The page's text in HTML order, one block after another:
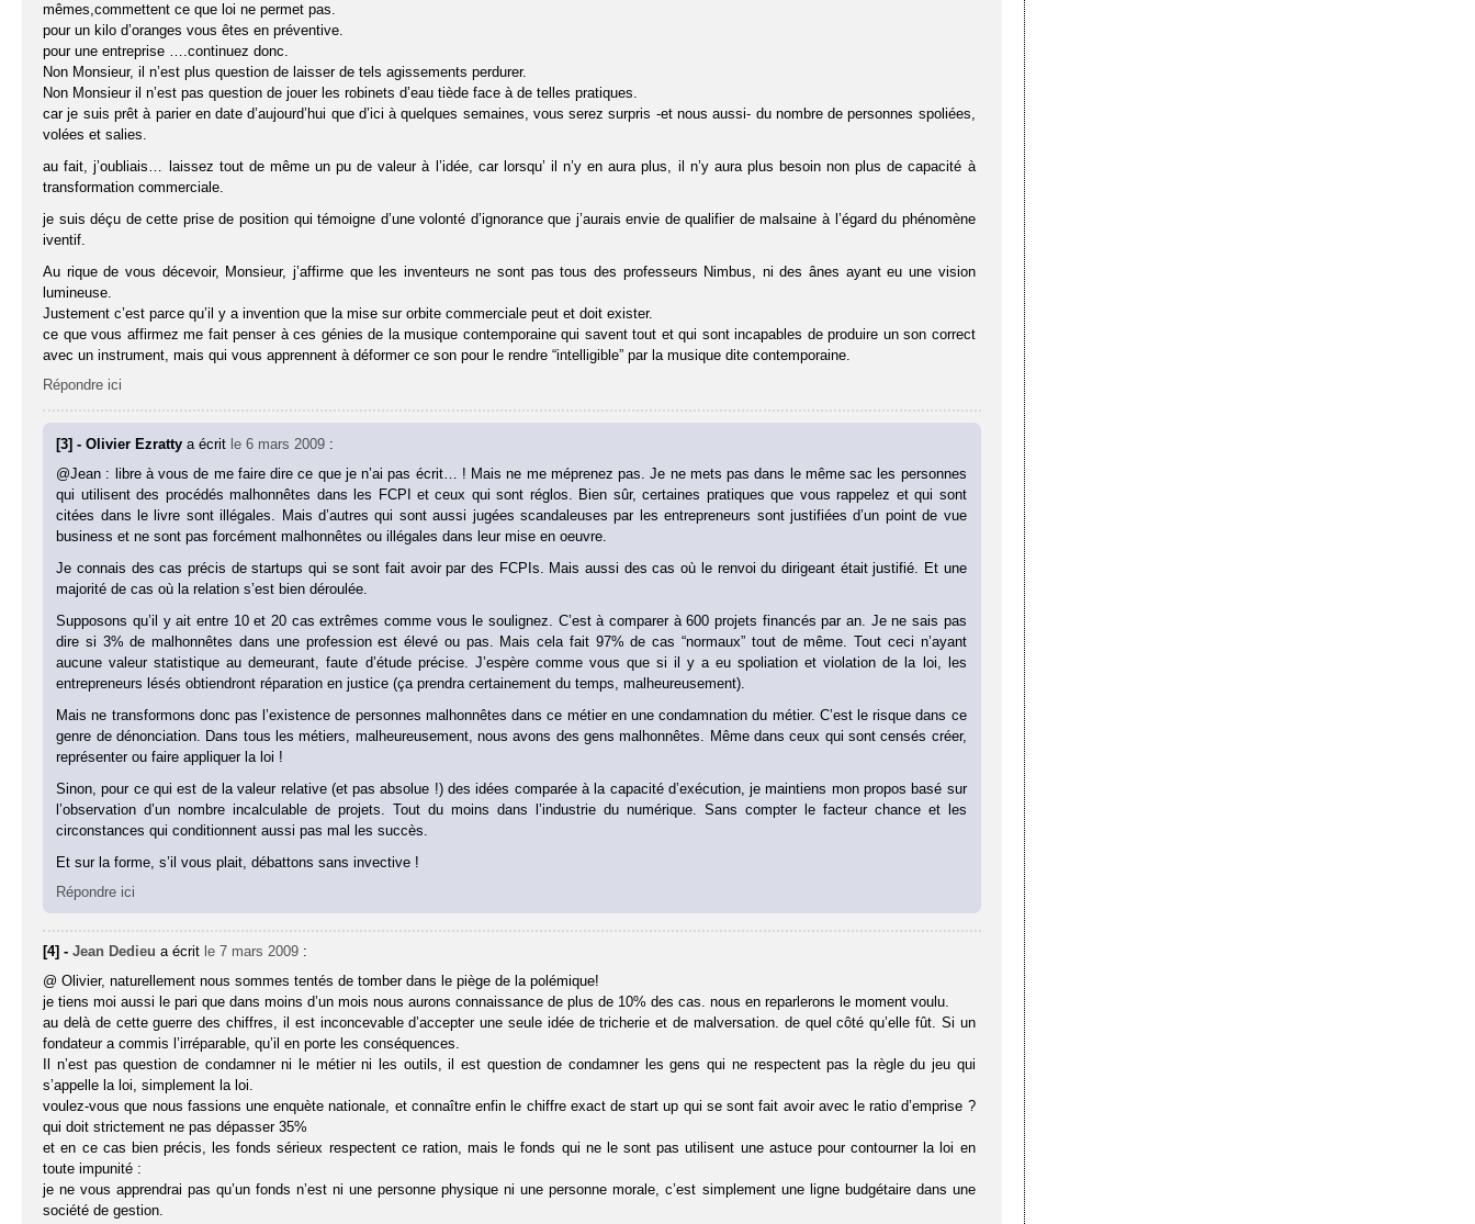
mêmes,commettent ce que loi ne permet pas.
pour un kilo d’oranges vous êtes en préventive.
pour une entreprise ….continuez donc.
Non Monsieur, il n’est plus question de laisser de tels agissements perdurer.
Non Monsieur il n’est pas question de jouer les robinets d’eau tiède face à de telles pratiques.
car je suis prêt à parier en date d’aujourd’hui que d’ici à quelques semaines, vous serez surpris -et nous aussi- du nombre de personnes spoliées,
volées et salies.
au fait, j’oubliais… laissez tout de même un pu de valeur à l’idée, car lorsqu’ il n’y en aura plus, il n’y aura plus besoin non plus de capacité à
transformation commerciale.
je suis déçu de cette prise de position qui témoigne d’une volonté d’ignorance que j’aurais envie de qualifier de malsaine à l’égard du phénomène
iventif.
Au rique de vous décevoir, Monsieur, j’affirme que les inventeurs ne sont pas tous des professeurs Nimbus, ni des ânes ayant eu une vision
lumineuse.
Justement c’est parce qu’il y a invention que la mise sur orbite commerciale peut et doit exister.
ce que vous affirmez me fait penser à ces génies de la musique contemporaine qui savent tout et qui sont incapables de produire un son correct
avec un instrument, mais qui vous apprennent à déformer ce son pour le rendre “intelligible” par la musique dite contemporaine.
Répondre ici
[3] - Olivier Ezrattya écrit le 6 mars 2009 :
@Jean : libre à vous de me faire dire ce que je n’ai pas écrit… ! Mais ne me méprenez pas. Je ne mets pas dans le même sac les personnes
qui utilisent des procédés malhonnêtes dans les FCPI et ceux qui sont réglos. Bien sûr, certaines pratiques que vous rappelez et qui sont
citées dans le livre sont illégales. Mais d’autres qui sont aussi jugées scandaleuses par les entrepreneurs sont justifiées d’un point de vue
business et ne sont pas forcément malhonnêtes ou illégales dans leur mise en oeuvre.
Je connais des cas précis de startups qui se sont fait avoir par des FCPIs. Mais aussi des cas où le renvoi du dirigeant était justifié. Et une
majorité de cas où la relation s’est bien déroulée.
Supposons qu’il y ait entre 10 et 20 cas extrêmes comme vous le soulignez. C’est à comparer à 600 projets financés par an. Je ne sais pas
dire si 3% de malhonnêtes dans une profession est élevé ou pas. Mais cela fait 97% de cas “normaux” tout de même. Tout ceci n’ayant
aucune valeur statistique au demeurant, faute d’étude précise. J’espère comme vous que si il y a eu spoliation et violation de la loi, les
entrepreneurs lésés obtiendront réparation en justice (ça prendra certainement du temps, malheureusement).
Mais ne transformons donc pas l’existence de personnes malhonnêtes dans ce métier en une condamnation du métier. C’est le risque dans ce
genre de dénonciation. Dans tous les métiers, malheureusement, nous avons des gens malhonnêtes. Même dans ceux qui sont censés créer,
représenter ou faire appliquer la loi !
Sinon, pour ce qui est de la valeur relative (et pas absolue !) des idées comparée à la capacité d’exécution, je maintiens mon propos basé sur
l’observation d’un nombre incalculable de projets. Tout du moins dans l’industrie du numérique. Sans compter le facteur chance et les
circonstances qui conditionnent aussi pas mal les succès.
Et sur la forme, s’il vous plait, débattons sans invective !
Répondre ici
[4] -Jean Dedieu a écrit le 7 mars 2009 :
@ Olivier, naturellement nous sommes tentés de tomber dans le piège de la polémique!
je tiens moi aussi le pari que dans moins d’un mois nous aurons connaissance de plus de 10% des cas. nous en reparlerons le moment voulu.
au delà de cette guerre des chiffres, il est inconcevable d’accepter une seule idée de tricherie et de malversation. de quel côté qu’elle fût. Si un
fondateur a commis l’irréparable, qu’il en porte les conséquences.
Il n’est pas question de condamner ni le métier ni les outils, il est question de condamner les gens qui ne respectent pas la règle du jeu qui
s’appelle la loi, simplement la loi.
voulez-vous que nous fassions une enquète nationale, et connaître enfin le chiffre exact de start up qui se sont fait avoir avec le ratio d’emprise ?
qui doit strictement ne pas dépasser 35%
et en ce cas bien précis, les fonds sérieux respectent ce ration, mais le fonds qui ne le sont pas utilisent une astuce pour contourner la loi en
toute impunité :
je ne vous apprendrai pas qu’un fonds n’est ni une personne physique ni une personne morale, c’est simplement une ligne budgétaire dans une
société de gestion.